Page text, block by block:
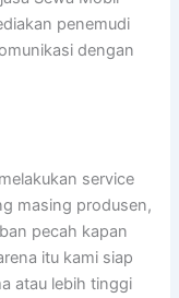
penemudi
dengan
service
masing produsen,
pecah kapan
itu kami siap
atau lebih tinggi